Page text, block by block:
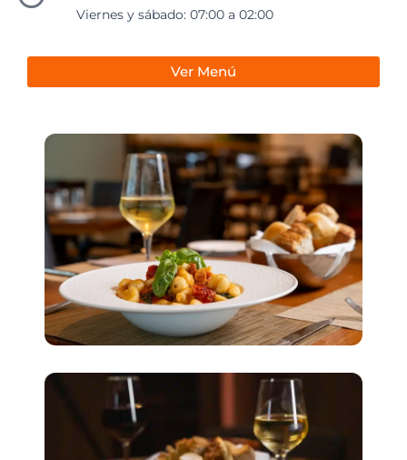
Viernes y sábado: 07:00 a 02:00
Ver Menú